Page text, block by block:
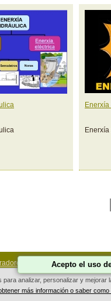
As miñas fotos |
Acepto el uso
analizar, personalizar y
más información o saber